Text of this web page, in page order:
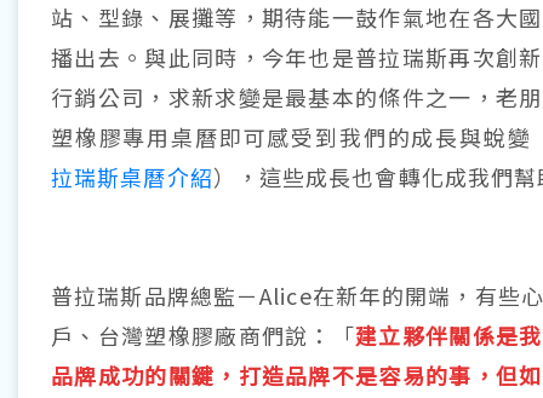
站、型錄、展攤等，期待能一鼓作氣地在各大
播出去。與此同時，今年也是普拉瑞斯再次創
行銷公司，求新求變是最基本的條件之一，老
塑橡膠專用桌曆即可感受到我們的成長與蛻變
拉瑞斯桌曆介紹），這些成長也會轉化成我們
普拉瑞斯品牌總監－Alice在新年的開端，有些
戶、台灣塑橡膠廠商們說：「建立夥伴關係是
品牌成功的關鍵，打造品牌不是容易的事，但